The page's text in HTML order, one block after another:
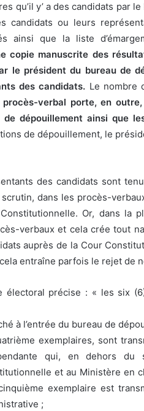
qu’il y’ a des candidats par
candidats ou leurs
ainsi que la liste
copie manuscrite des
le président du bureau de
des candidats. Le nombre
procès-verbal porte, en
dépouillement ainsi que
de dépouillement, le
des candidats sont
dans les procès-
Or, dans la
verbaux et cela crée tout
auprès de la Cour
entraîne parfois le rejet de
électoral précise : « les six
à l’entrée du bureau de
exemplaires, sont
qui, en dehors
et au Ministère en
exemplaire est
;